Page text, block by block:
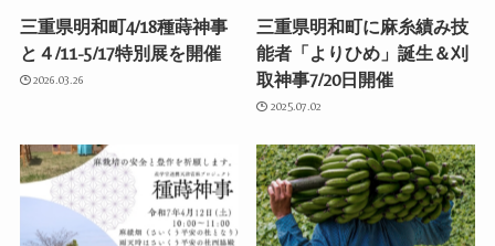
三重県明和町4/18種蒔神事
と４/11-5/17特別展を開催
2026.03.26
三重県明和町に麻糸績み技
能者「よりひめ」誕生＆刈
取神事7/20日開催
2025.07.02